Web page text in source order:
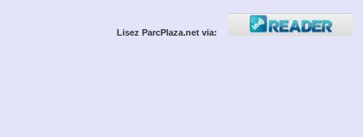
Lisez ParcPlaza.net via: